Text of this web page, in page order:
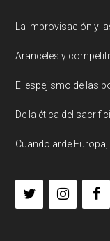
La improvisación y
Aranceles y
El espejismo de las
De la ética del
Cuando arde Europa,